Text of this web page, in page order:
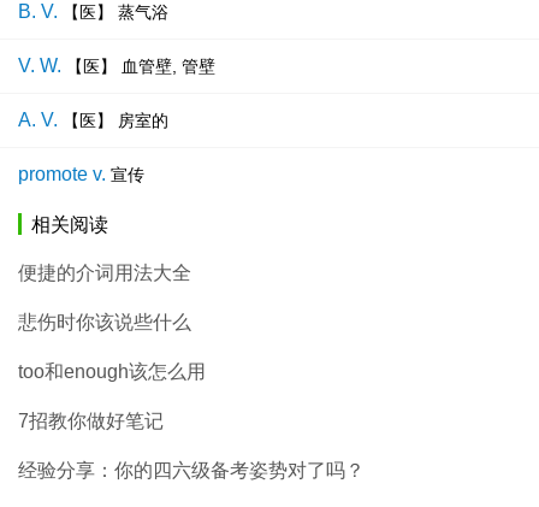
B. V. 【医】 蒸气浴
V. W. 【医】 血管壁, 管壁
A. V. 【医】 房室的
promote v. 宣传
相关阅读
便捷的介词用法大全
悲伤时你该说些什么
too和enough该怎么用
7招教你做好笔记
经验分享：你的四六级备考姿势对了吗？